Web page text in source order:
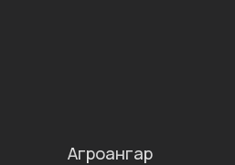
Агроангар